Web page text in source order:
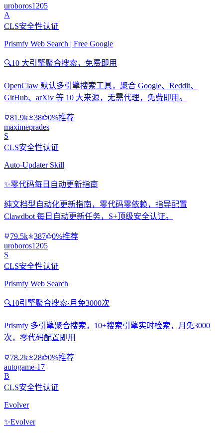
uroboros1205
A
CLS安全性认证
Prismfy Web Search | Free Google
🔍10 大引擎聚合搜索，免费即用
OpenClaw 默认多引擎搜索工具，聚合 Google、Reddit、
GitHub、arXiv 等 10 大来源，无需代理，免费即用。
81.9k 38
0%推荐
maximeprades
S
CLS安全性认证
Auto-Updater Skill
✨零代码每日自动更新指南
纯文档型自动化更新指南，零代码零依赖，指导配置
Clawdbot 每日自动更新任务，S+顶级安全认证。
79.5k 387
0%推荐
uroboros1205
S
CLS安全性认证
Prismfy Web Search
🔍10引擎聚合搜索·月免3000次
Prismfy 多引擎聚合搜索，10+搜索引擎实时检索，月免3000
次，零代码配置即用
78.2k 28
0%推荐
autogame-17
B
CLS安全性认证
Evolver
✨Evolver